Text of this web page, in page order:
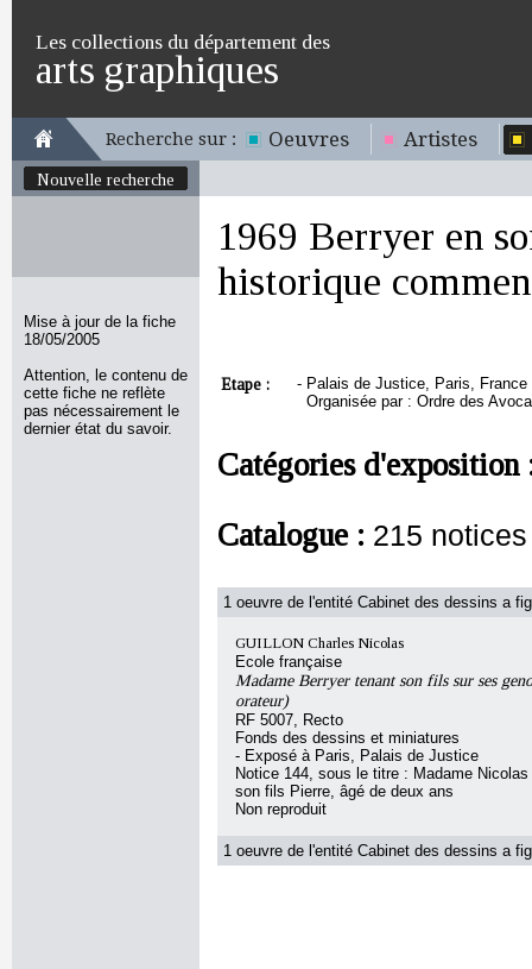
Les collections du département des
arts graphiques
Recherche sur : Oeuvres Artistes
Nouvelle recherche
Mise à jour de la fiche
18/05/2005
Attention, le contenu de
cette fiche ne reflète
pas nécessairement le
dernier état du savoir.
1969 Berryer en
historique
Etape : - Palais de Justice, Paris,
Organisée par : Ordre des
Catégories
Catalogue : 215
1 oeuvre de l'entité Cabinet des dessins a
GUILLON Charles Nicolas
Ecole française
Madame Berryer tenant son fils sur ses
orateur)
RF 5007, Recto
Fonds des dessins et miniatures
- Exposé à Paris, Palais de Justice
Notice 144, sous le titre : Madame
son fils Pierre, âgé de deux ans
Non reproduit
1 oeuvre de l'entité Cabinet des dessins a